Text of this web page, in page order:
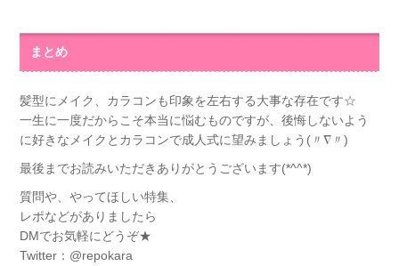
まとめ
髪型にメイク、カラコンも印象を左右する大事な存在です☆
一生に一度だからこそ本当に悩むものですが、後悔しないよう
に好きなメイクとカラコンで成人式に望みましょう(〃∇〃)
最後までお読みいただきありがとうございます(*^^*)
質問や、やってほしい特集、
レポなどがありましたら
DMでお気軽にどうぞ★
Twitter：@repokara